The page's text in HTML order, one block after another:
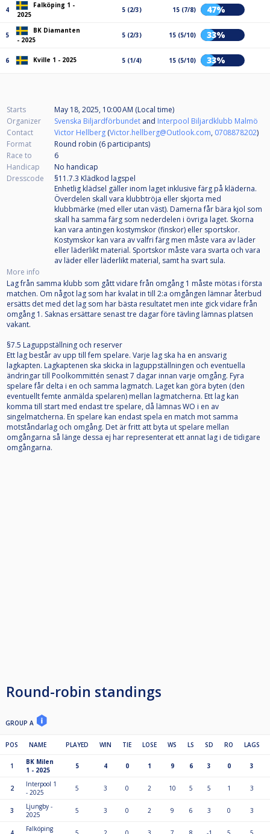
4
Falköping 1 -
2025
5 (2/3) 15 (7/8) 47%
5
BK Diamanten
- 2025
5 (2/3) 15 (5/10) 33%
6 Kville 1 - 2025 5 (1/4) 15 (5/10) 33%
Starts
May 18, 2025, 10:00 AM (Local time)
Organizer
Svenska Biljardförbundet and Interpool Biljardklubb Malmö
Contact
Victor Hellberg (Victor.hellberg@Outlook.com, 0708878202)
Format
Round robin (6 participants)
Race to
6
Handicap
No handicap
Dresscode
§11.7.3 Klädkod lagspel
Enhetlig klädsel gäller inom laget inklusive färg på kläderna.
Överdelen skall vara klubbtröja eller skjorta med
klubbmärke (med eller utan väst). Damerna får bära kjol som
skall ha samma färg som nederdelen i övriga laget. Skorna
kan vara antingen kostymskor (finskor) eller sportskor.
Kostymskor kan vara av valfri färg men måste vara av läder
eller läderlikt material. Sportskor måste vara svarta och vara
av läder eller läderlikt material, samt ha svart sula.
More info
Lag från samma klubb som gått vidare från omgång 1 måste mötas i första
matchen. Om något lag som har kvalat in till 2:a omgången lämnar återbud
ersätts det med det lag som har bästa resultatet men inte gick vidare från
omgång 1. Saknas ersättare senast tre dagar före tävling lämnas platsen
vakant.
§7.5 Laguppställning och reserver
Ett lag består av upp till fem spelare. Varje lag ska ha en ansvarig
lagkapten. Lagkaptenen ska skicka in laguppställningen och eventuella
ändringar till Poolkommittén senast 7 dagar innan varje omgång. Fyra
spelare får delta i en och samma lagmatch. Laget kan göra byten (den
eventuellt femte anmälda spelaren) mellan lagmatcherna. Ett lag kan
komma till start med endast tre spelare, då lämnas WO i en av
singelmatcherna. En spelare kan endast spela en match mot samma
motståndarlag och omgång. Det är fritt att byta ut spelare mellan
omgångarna så länge dessa ej har representerat ett annat lag i de tidigare
omgångarna.
Round-robin standings
GROUP A
POS NAME PLAYED WIN TIE LOSE WS LS SD RO LAGS
1
BK Milen
1 - 2025
5 4 0 1 9 6 3 0 3
2
Interpool 1
- 2025
5 3 0 2 10 5 5 1 3
3
Ljungby -
2025
5 3 0 2 9 6 3 0 3
Falköping